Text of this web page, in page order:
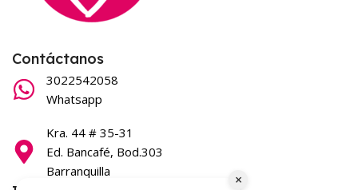
Contáctanos
3022542058
Whatsapp
Kra. 44 # 35-31
Ed. Bancafé, Bod.303
Barranquilla
×